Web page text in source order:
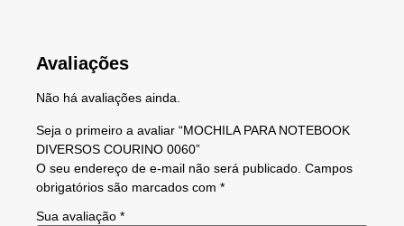
Avaliações
Não há avaliações ainda.
Seja o primeiro a avaliar “MOCHILA PARA NOTEBOOK
DIVERSOS COURINO 0060”
O seu endereço de e-mail não será publicado. Campos
obrigatórios são marcados com *
Sua avaliação *